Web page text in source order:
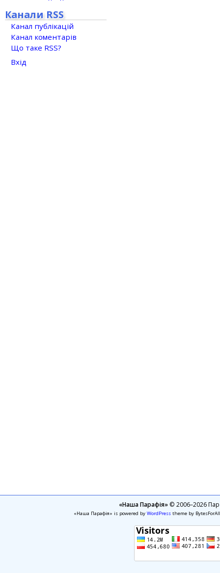
Канали RSS
Канал публікацій
Канал коментарів
Що таке RSS?
Вхід
«Наша Парафія»© 2006–2026
«Наша Парафія» is powered by WordPresstheme by